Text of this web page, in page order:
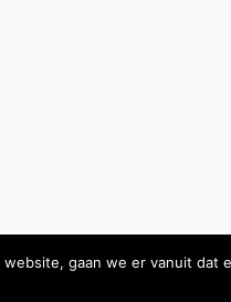
gaan we er vanuit dat